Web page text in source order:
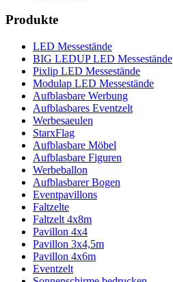
Produkte
LED Messestände
BIG LEDUP LED Messestände
Pixlip LED Messestände
Modulap LED Messestände
Aufblasbare Werbung
Aufblasbares Eventzelt
Werbesaeulen
StarxFlag
Aufblasbare Möbel
Aufblasbare Figuren
Werbeballon
Aufblasbarer Bogen
Eventpavillons
Faltzelte
Faltzelt 4x8m
Pavillon 4x4
Pavillon 3x4,5m
Pavillon 4x6m
Eventzelt